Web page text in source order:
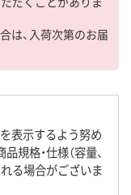
は、入荷次第のお届
表示するよう努め
規格・仕様（容量、
れる場合がございま